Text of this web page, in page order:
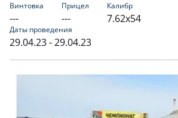
Винтовка
---
Прицел
---
Калибр
7.62х54
Даты проведения
29.04.23 - 29.04.23